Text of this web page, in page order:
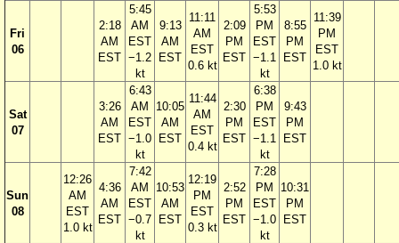
Fri
06
2:18
AM
EST
5:45
AM
EST
−1.2
kt
9:13
AM
EST
11:11
AM
EST
0.6 kt
2:09
PM
EST
5:53
PM
EST
−1.1
kt
8:55
PM
EST
11:39
PM
EST
1.0 kt
Sat
07
3:26
AM
EST
6:43
AM
EST
−1.0
kt
10:05
AM
EST
11:44
AM
EST
0.4 kt
2:30
PM
EST
6:38
PM
EST
−1.1
kt
9:43
PM
EST
Sun
08
12:26
AM
EST
1.0 kt
4:36
AM
EST
7:42
AM
EST
−0.7
kt
10:53
AM
EST
12:19
PM
EST
0.3 kt
2:52
PM
EST
7:28
PM
EST
−1.0
kt
10:31
PM
EST